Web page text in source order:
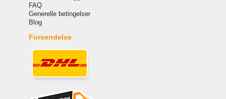
FAQ
Generelle betingelser
Blog
Forsendelse